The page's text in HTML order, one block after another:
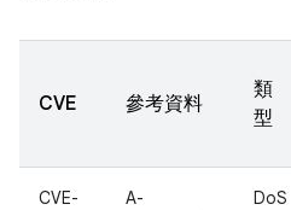
CVE 參考資料
類
型
CVE-
A-
DoS